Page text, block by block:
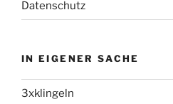
Datenschutz
IN EIGENER SACHE
3xklingeln